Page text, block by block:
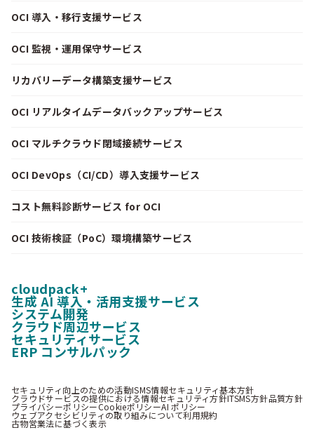
OCI 導入・移行支援サービス
OCI 監視・運用保守サービス
リカバリーデータ構築支援サービス
OCI リアルタイムデータバックアップサービス
OCI マルチクラウド閉域接続サービス
OCI DevOps（CI/CD）導入支援サービス
コスト無料診断サービス for OCI
OCI 技術検証（PoC）環境構築サービス
cloudpack+
生成 AI 導入・活用支援サービス
システム開発
クラウド周辺サービス
セキュリティサービス
ERP コンサルパック
セキュリティ向上のための活動ISMS情報セキュリティ基本方針
クラウドサービスの提供における情報セキュリティ方針ITSMS方針品質方針
プライバシーポリシーCookieポリシーAI ポリシー
ウェブアクセシビリティの取り組みについて利用規約
古物営業法に基づく表示